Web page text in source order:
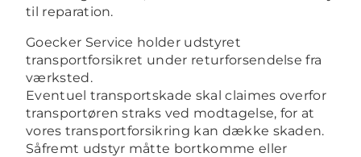
til reparation.
Goecker Service holder udstyret
transportforsikret under returforsendelse fra
værksted.
Eventuel transportskade skal claimes overfor
transportøren straks ved modtagelse, for at
vores transportforsikring kan dække skaden.
Såfremt udstyr måtte bortkomme eller